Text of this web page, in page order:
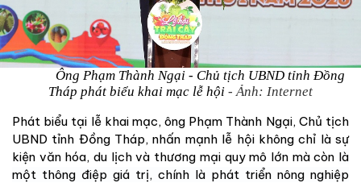
Ông Phạm Thành Ngại - Chủ tịch UBND tỉnh Đồng
Tháp phát biểu khai mạc lễ hội - Ảnh: Internet
Phát biểu tại lễ khai mạc, ông Phạm Thành Ngại, Chủ tịch
UBND tỉnh Đồng Tháp, nhấn mạnh lễ hội không chỉ là sự
kiện văn hóa, du lịch và thương mại quy mô lớn mà còn là
một thông điệp giá trị, chính là phát triển nông nghiệp